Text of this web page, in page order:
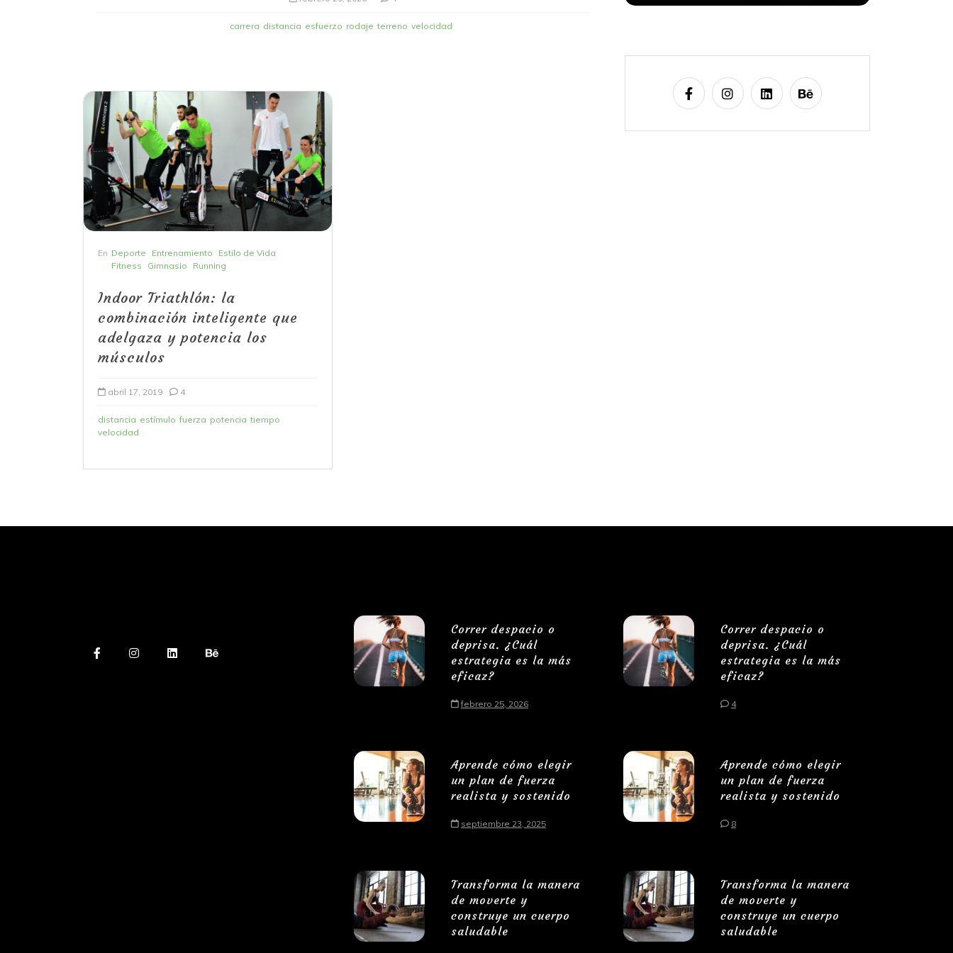
carrera distancia esfuerzo rodaje terreno velocidad
En Deporte Entrenamiento
Estilo de Vida
Fitness
Gimnasio Running
Indoor Triathlón: la
combinación inteligente que
adelgaza y potencia los
músculos
abril 17, 2019 4
distancia estímulo fuerza potencia tiempo
velocidad
Correr despacio o
deprisa. ¿Cuál
estrategia es la más
eficaz?
febrero 25, 2026
Aprende cómo elegir
un plan de fuerza
realista y sostenido
septiembre 23, 2025
Transforma la manera
de moverte y
construye un cuerpo
saludable
Correr despacio o
deprisa. ¿Cuál
estrategia es la más
eficaz?
4
Aprende cómo elegir
un plan de fuerza
realista y sostenido
8
Transforma la manera
de moverte y
construye un cuerpo
saludable